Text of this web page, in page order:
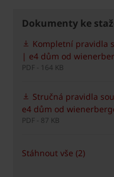
Dokumenty ke
Kompletní pravidla
| e4 dům od
PDF - 164 KB
Stručná pravidla
e4 dům od
PDF - 87 KB
Stáhnout vše (2)